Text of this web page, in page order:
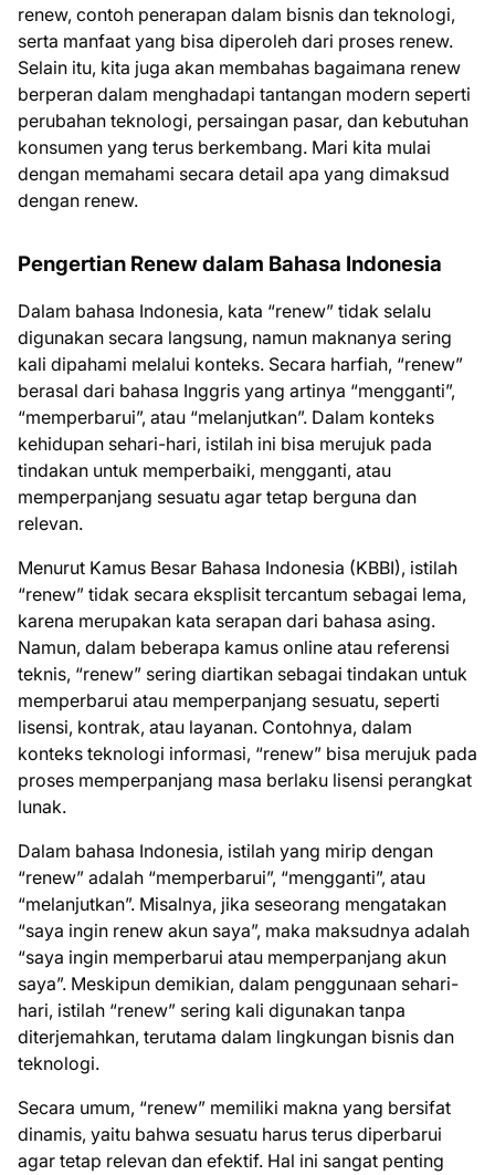
renew, contoh penerapan dalam bisnis dan teknologi,
serta manfaat yang bisa diperoleh dari proses renew.
Selain itu, kita juga akan membahas bagaimana renew
berperan dalam menghadapi tantangan modern seperti
perubahan teknologi, persaingan pasar, dan kebutuhan
konsumen yang terus berkembang. Mari kita mulai
dengan memahami secara detail apa yang dimaksud
dengan renew.
Pengertian Renew dalam Bahasa Indonesia
Dalam bahasa Indonesia, kata “renew” tidak selalu
digunakan secara langsung, namun maknanya sering
kali dipahami melalui konteks. Secara harfiah, “renew”
berasal dari bahasa Inggris yang artinya “mengganti”,
“memperbarui”, atau “melanjutkan”. Dalam konteks
kehidupan sehari-hari, istilah ini bisa merujuk pada
tindakan untuk memperbaiki, mengganti, atau
memperpanjang sesuatu agar tetap berguna dan
relevan.
Menurut Kamus Besar Bahasa Indonesia (KBBI), istilah
“renew” tidak secara eksplisit tercantum sebagai lema,
karena merupakan kata serapan dari bahasa asing.
Namun, dalam beberapa kamus online atau referensi
teknis, “renew” sering diartikan sebagai tindakan untuk
memperbarui atau memperpanjang sesuatu, seperti
lisensi, kontrak, atau layanan. Contohnya, dalam
konteks teknologi informasi, “renew” bisa merujuk pada
proses memperpanjang masa berlaku lisensi perangkat
lunak.
Dalam bahasa Indonesia, istilah yang mirip dengan
“renew” adalah “memperbarui”, “mengganti”, atau
“melanjutkan”. Misalnya, jika seseorang mengatakan
“saya ingin renew akun saya”, maka maksudnya adalah
“saya ingin memperbarui atau memperpanjang akun
saya”. Meskipun demikian, dalam penggunaan sehari-
hari, istilah “renew” sering kali digunakan tanpa
diterjemahkan, terutama dalam lingkungan bisnis dan
teknologi.
Secara umum, “renew” memiliki makna yang bersifat
dinamis, yaitu bahwa sesuatu harus terus diperbarui
agar tetap relevan dan efektif. Hal ini sangat penting